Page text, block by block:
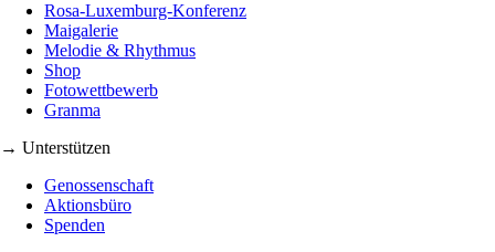
Rosa-Luxemburg-Konferenz
Maigalerie
Melodie & Rhythmus
Shop
Fotowettbewerb
Granma
→ Unterstützen
Genossenschaft
Aktionsbüro
Spenden